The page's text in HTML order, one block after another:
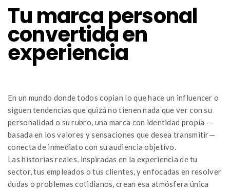
Tu marca personal
convertida en
experiencia
En un mundo donde todos copian lo que hace un influencer o
siguen tendencias que quizá no tienen nada que ver con su
personalidad o su rubro, una marca con identidad propia —
basada en los valores y sensaciones que desea transmitir—
conecta de inmediato con su audiencia objetivo.
Las historias reales, inspiradas en la experiencia de tu
sector, tus empleados o tus clientes, y enfocadas en resolver
dudas o problemas cotidianos, crean esa atmósfera única